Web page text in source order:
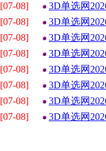
[07-08]
3D单选网
[07-08]
3D单选网
[07-08]
3D单选网
[07-08]
3D单选网
[07-08]
3D单选网
[07-08]
3D单选网
[07-08]
3D单选网
[07-08] 3D单选网